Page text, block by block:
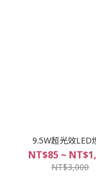
9.5W超光效LED
NT$85 ~
NT$3,000